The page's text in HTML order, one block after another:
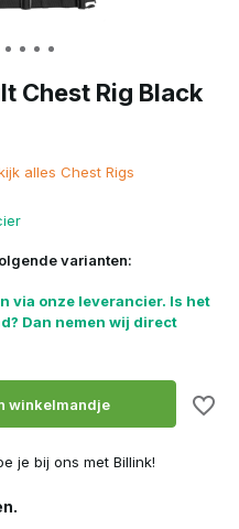
Chest Rig Black
alles Chest Rigs
varianten:
via onze leverancier. Is het
Dan nemen wij direct
winkelmandje
je bij ons met Billink!